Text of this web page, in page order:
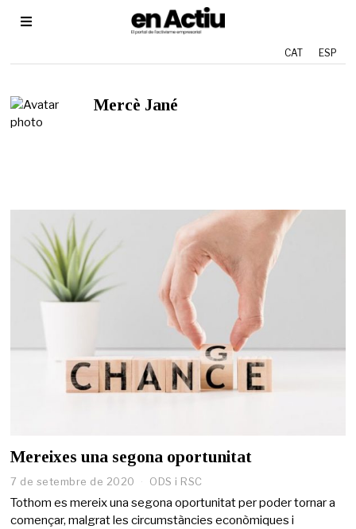
CAT ESP
Mercè Jané
Mereixes una segona oportunitat
7 de setembre de 2020
d
e
ODS i RSC
Tothom es mereix una segona oportunitat per poder tornar a
començar, malgrat les circumstàncies econòmiques i